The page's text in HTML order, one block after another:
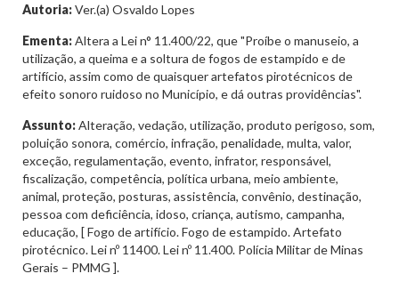
Autoria:Ver.(a) Osvaldo Lopes
Ementa:Altera a Lei n° 11.400/22, que "Proíbe o manuseio, a
utilização, a queima e a soltura de fogos de estampido e de
artifício, assim como de quaisquer artefatos pirotécnicos de
efeito sonoro ruidoso no Município, e dá outras providências".
Assunto:Alteração, vedação, utilização, produto perigoso, som,
poluição sonora, comércio, infração, penalidade, multa, valor,
exceção, regulamentação, evento, infrator, responsável,
fiscalização, competência, política urbana, meio ambiente,
animal, proteção, posturas, assistência, convênio, destinação,
pessoa com deficiência, idoso, criança, autismo, campanha,
educação, [ Fogo de artifício. Fogo de estampido. Artefato
pirotécnico. Lei nº 11400. Lei nº 11.400. Polícia Militar de Minas
Gerais – PMMG ].